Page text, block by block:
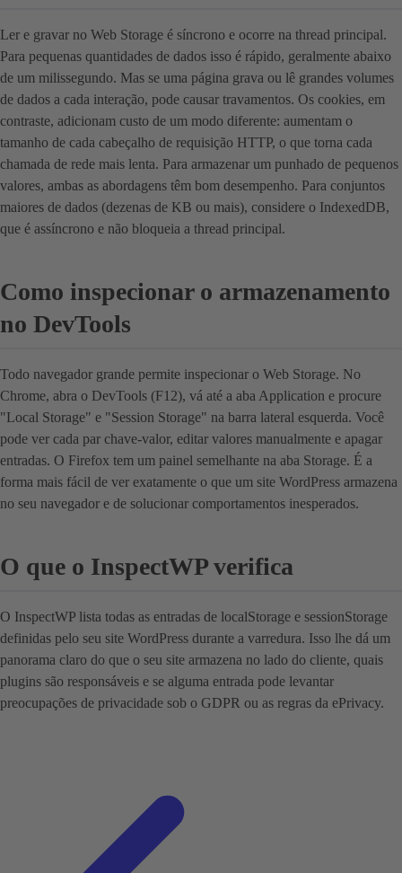
Ler e gravar no Web Storage é síncrono e ocorre na thread principal.
Para pequenas quantidades de dados isso é rápido, geralmente abaixo
de um milissegundo. Mas se uma página grava ou lê grandes volumes
de dados a cada interação, pode causar travamentos. Os cookies, em
contraste, adicionam custo de um modo diferente: aumentam o
tamanho de cada cabeçalho de requisição HTTP, o que torna cada
chamada de rede mais lenta. Para armazenar um punhado de pequenos
valores, ambas as abordagens têm bom desempenho. Para conjuntos
maiores de dados (dezenas de KB ou mais), considere o IndexedDB,
que é assíncrono e não bloqueia a thread principal.
Como inspecionar o armazenamento
no DevTools
Todo navegador grande permite inspecionar o Web Storage. No
Chrome, abra o DevTools (F12), vá até a aba Application e procure
"Local Storage" e "Session Storage" na barra lateral esquerda. Você
pode ver cada par chave-valor, editar valores manualmente e apagar
entradas. O Firefox tem um painel semelhante na aba Storage. É a
forma mais fácil de ver exatamente o que um site WordPress armazena
no seu navegador e de solucionar comportamentos inesperados.
O que o InspectWP verifica
O InspectWP lista todas as entradas de localStorage e sessionStorage
definidas pelo seu site WordPress durante a varredura. Isso lhe dá um
panorama claro do que o seu site armazena no lado do cliente, quais
plugins são responsáveis e se alguma entrada pode levantar
preocupações de privacidade sob o GDPR ou as regras da ePrivacy.